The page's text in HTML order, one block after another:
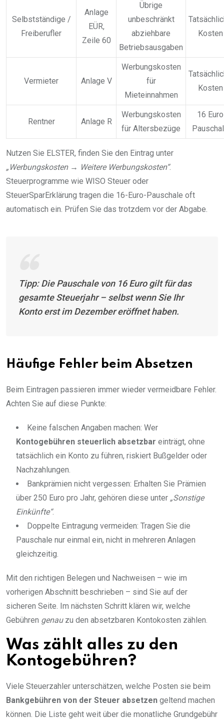
Selbstständige /
Freiberufler
Anlage
EÜR,
Zeile 60
Übrige
unbeschränkt
abziehbare
Betriebsausgaben
Kosten
Vermieter Anlage V
Werbungskosten
für
Mieteinnahmen
Kosten
Rentner Anlage R
Werbungskosten
für Altersbezüge
16 Euro
Nutzen Sie ELSTER, finden Sie den Eintrag unter
„Werbungskosten → Weitere Werbungskosten“.
Steuerprogramme wie WISO Steuer oder
SteuerSparErklärung tragen die 16-Euro-Pauschale oft
automatisch ein. Prüfen Sie das trotzdem vor der Abgabe.
Tipp: Die Pauschale von 16 Euro gilt für das
gesamte Steuerjahr – selbst wenn Sie Ihr
Konto erst im Dezember eröffnet haben.
Häufige Fehler beim Absetzen
Beim Eintragen passieren immer wieder vermeidbare Fehler.
Achten Sie auf diese Punkte:
Keine falschen Angaben machen: Wer
Kontogebühren steuerlich absetzbar einträgt, ohne
tatsächlich ein Konto zu führen, riskiert Bußgelder oder
Nachzahlungen.
Bankprämien nicht vergessen: Erhalten Sie Prämien
über 250 Euro pro Jahr, gehören diese unter „Sonstige
Einkünfte“.
Doppelte Eintragung vermeiden: Tragen Sie die
Pauschale nur einmal ein, nicht in mehreren Anlagen
gleichzeitig.
Mit den richtigen Belegen und Nachweisen – wie im
vorherigen Abschnitt beschrieben – sind Sie auf der
sicheren Seite. Im nächsten Schritt klären wir, welche
Gebühren genauzu den absetzbaren Kontokosten zählen.
Was zählt alles zu den
Kontogebühren?
Viele Steuerzahler unterschätzen, welche Posten sie beim
Bankgebühren von der Steuer absetzen geltend machen
können. Die Liste geht weit über die monatliche Grundgebühr